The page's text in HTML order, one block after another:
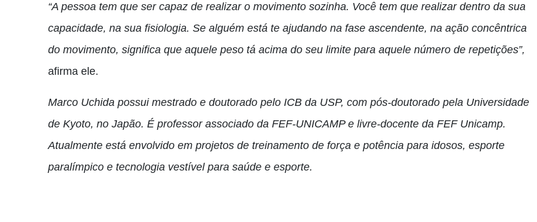
“A pessoa tem que ser capaz de realizar o movimento sozinha. Você tem que realizar dentro da sua
capacidade, na sua fisiologia. Se alguém está te ajudando na fase ascendente, na ação concêntrica
do movimento, significa que aquele peso tá acima do seu limite para aquele número de repetições”,
afirma ele.
Marco Uchida possui mestrado e doutorado pelo ICB da USP, com pós-doutorado pela Universidade
de Kyoto, no Japão. É professor associado da FEF-UNICAMP e livre-docente da FEF Unicamp.
Atualmente está envolvido em projetos de treinamento de força e potência para idosos, esporte
paralímpico e tecnologia vestível para saúde e esporte.